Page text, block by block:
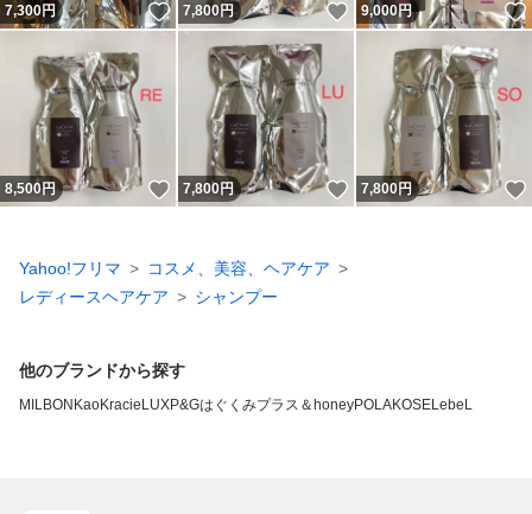
7,300円 いいね！
7,800円 いいね！
9,000円
8,500円 いいね！
7,800円 いいね！
7,800円
Yahoo!フリマ
コスメ、美容、ヘアケア
レディースヘアケア
シャンプー
他のブランドから探す
MILBON KaoKracie LUXP&Gはぐくみプラス ＆honeyPOLAKOSELebeL